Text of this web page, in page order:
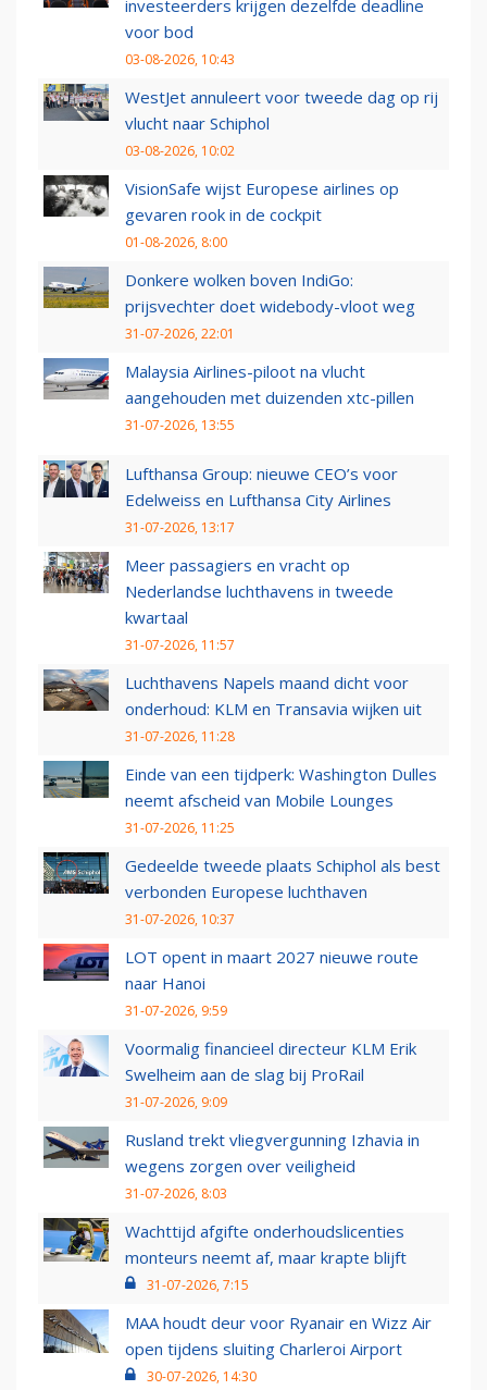
investeerders krijgen dezelfde deadline
voor bod
03-08-2026, 10:43
WestJet annuleert voor tweede dag op rij
vlucht naar Schiphol
03-08-2026, 10:02
VisionSafe wijst Europese airlines op
gevaren rook in de cockpit
01-08-2026, 8:00
Donkere wolken boven IndiGo:
prijsvechter doet widebody-vloot weg
31-07-2026, 22:01
Malaysia Airlines-piloot na vlucht
aangehouden met duizenden xtc-pillen
31-07-2026, 13:55
Lufthansa Group: nieuwe CEO’s voor
Edelweiss en Lufthansa City Airlines
31-07-2026, 13:17
Meer passagiers en vracht op
Nederlandse luchthavens in tweede
kwartaal
31-07-2026, 11:57
Luchthavens Napels maand dicht voor
onderhoud: KLM en Transavia wijken uit
31-07-2026, 11:28
Einde van een tijdperk: Washington Dulles
neemt afscheid van Mobile Lounges
31-07-2026, 11:25
Gedeelde tweede plaats Schiphol als best
verbonden Europese luchthaven
31-07-2026, 10:37
LOT opent in maart 2027 nieuwe route
naar Hanoi
31-07-2026, 9:59
Voormalig financieel directeur KLM Erik
Swelheim aan de slag bij ProRail
31-07-2026, 9:09
Rusland trekt vliegvergunning Izhavia in
wegens zorgen over veiligheid
31-07-2026, 8:03
Wachttijd afgifte onderhoudslicenties
monteurs neemt af, maar krapte blijft
31-07-2026, 7:15
MAA houdt deur voor Ryanair en Wizz Air
open tijdens sluiting Charleroi Airport
30-07-2026, 14:30